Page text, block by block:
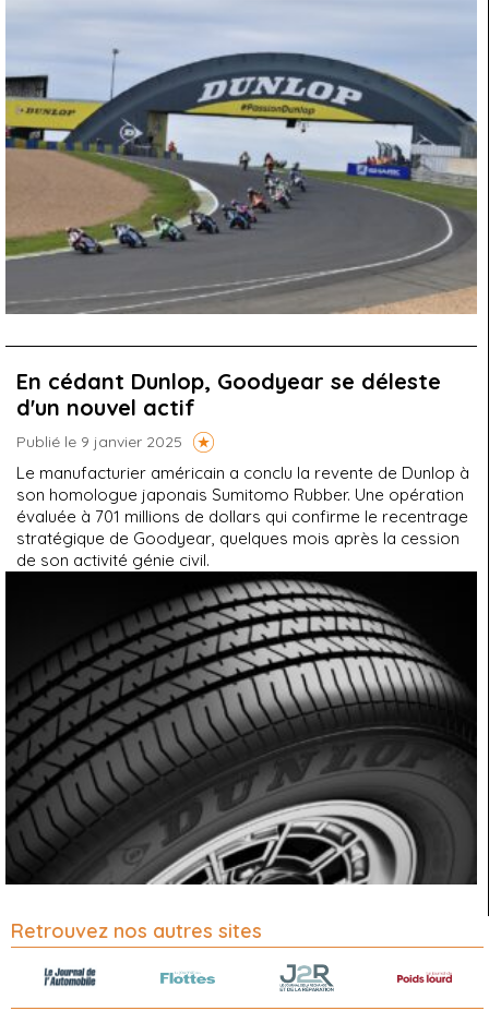
En cédant Dunlop, Goodyear se déleste
d'un nouvel actif
Publié le 9 janvier 2025
Le manufacturier américain a conclu la revente de Dunlop à
son homologue japonais Sumitomo Rubber. Une opération
évaluée à 701 millions de dollars qui confirme le recentrage
stratégique de Goodyear, quelques mois après la cession
de son activité génie civil.
Retrouvez nos autres sites